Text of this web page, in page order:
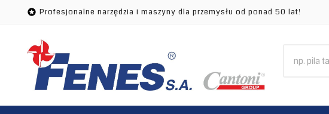
 Profesjonalne narzędzia i maszyny dla przemysłu od ponad 50 lat!